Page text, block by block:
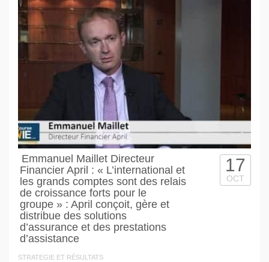
Emmanuel Maillet Directeur
Financier April : « L’international et
les grands comptes sont des relais
de croissance forts pour le
groupe » : April conçoit, gère et
distribue des solutions
d’assurance et des prestations
d’assistance
STRATEGIE ET RÉSULTATS
17
OCT